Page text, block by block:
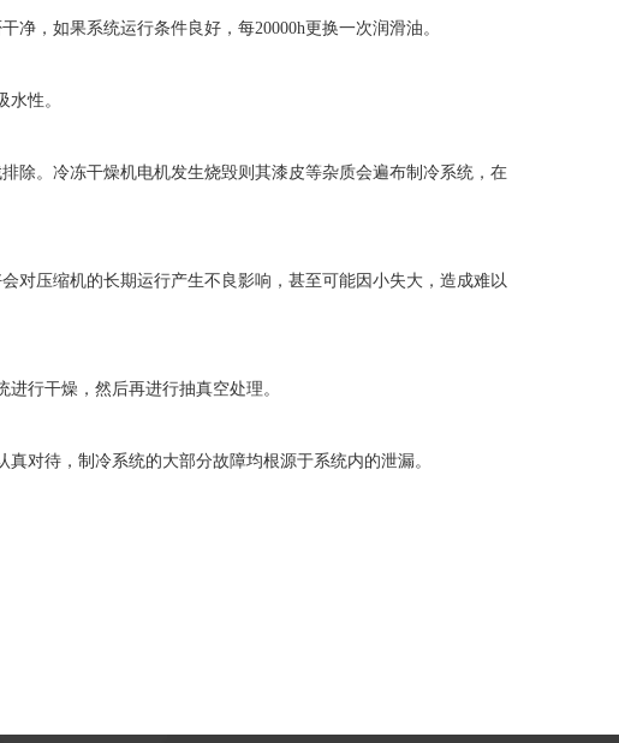
，如果系统运行条件良好，每20000h更换一次润滑油。
性。
。冷冻干燥机电机发生烧毁则其漆皮等杂质会遍布制冷系统，在
压缩机的长期运行产生不良影响，甚至可能因小失大，造成难以
行干燥，然后再进行抽真空处理。
待，制冷系统的大部分故障均根源于系统内的泄漏。